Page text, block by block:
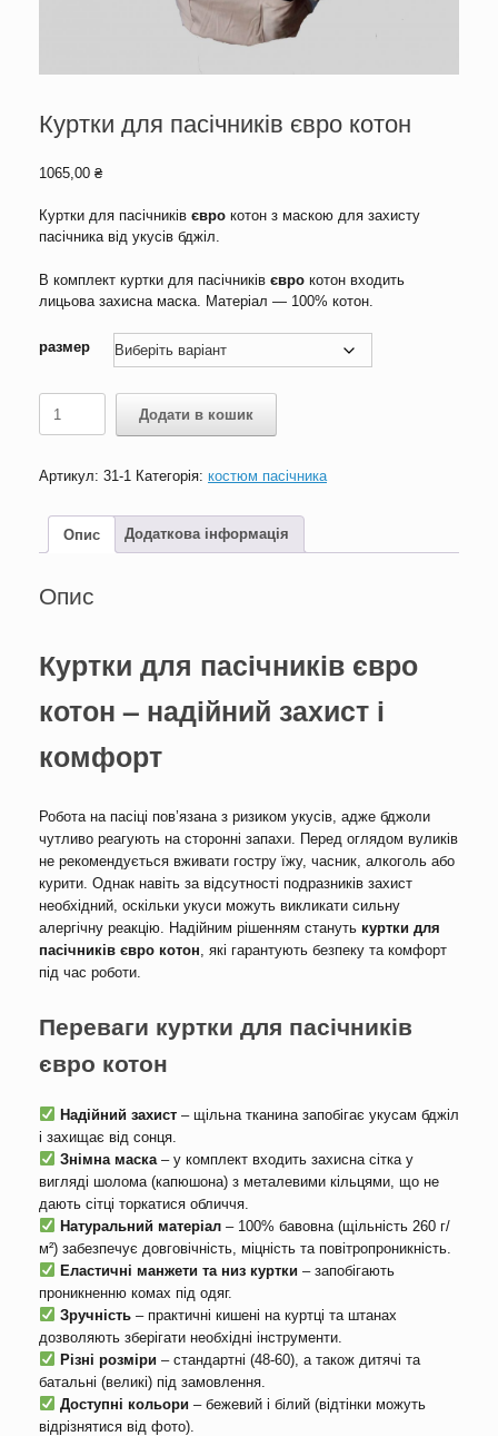
Куртки для пасічників євро котон
1065,00 ₴
Куртки для пасічників євро котон з маскою для захисту
пасічника від укусів бджіл.
В комплект куртки для пасічників євро котон входить
лицьова захисна маска. Матеріал — 100% котон.
размер
для
євро
котон
Додати в кошик
Артикул: 31-1 Категорія: костюм пасічника
Опис Додаткова інформація
Опис
Куртки для пасічників євро
котон – надійний захист і
комфорт
Робота на пасіці пов’язана з ризиком укусів, адже бджоли
чутливо реагують на сторонні запахи. Перед оглядом вуликів
не рекомендується вживати гостру їжу, часник, алкоголь або
курити. Однак навіть за відсутності подразників захист
необхідний, оскільки укуси можуть викликати сильну
алергічну реакцію. Надійним рішенням стануть куртки для
пасічників євро котон, які гарантують безпеку та комфорт
під час роботи.
Переваги куртки для пасічників
євро котон
Надійний захист– щільна тканина запобігає укусам бджіл
і захищає від сонця.
Знімна маска– у комплект входить захисна сітка у
вигляді шолома (капюшона) з металевими кільцями, що не
дають сітці торкатися обличчя.
Натуральний матеріал– 100% бавовна (щільність 260 г/
м²) забезпечує довговічність, міцність та повітропроникність.
Еластичні манжети та низ куртки – запобігають
проникненню комах під одяг.
Зручність– практичні кишені на куртці та штанах
дозволяють зберігати необхідні інструменти.
Різні розміри – стандартні (48-60), а також дитячі та
батальні (великі) під замовлення.
Доступні кольори – бежевий і білий (відтінки можуть
відрізнятися від фото).